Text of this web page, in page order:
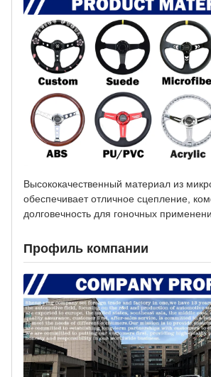
Высококачественный материал из
обеспечивает отличное сцепление,
долговечность для гоночных
Профиль компании